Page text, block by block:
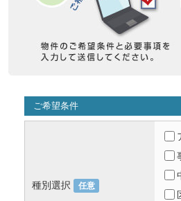
ご希望条件
種別選択 任意